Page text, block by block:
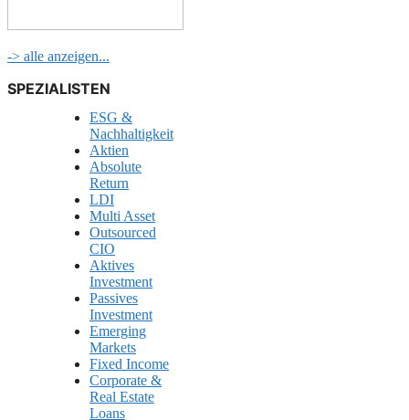
-> alle anzeigen...
SPEZIALISTEN
ESG &
Nachhaltigkeit
Aktien
Absolute
Return
LDI
Multi Asset
Outsourced
CIO
Aktives
Investment
Passives
Investment
Emerging
Markets
Fixed Income
Corporate &
Real Estate
Loans